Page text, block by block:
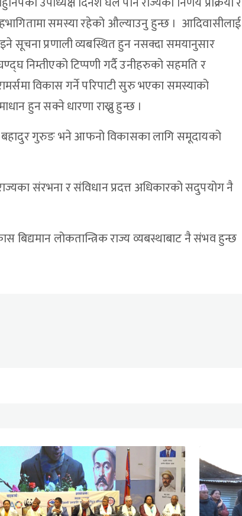
समस्या रहेको औल्याउनु हुन्छ । आदिवासीलाई
सूचना प्रणाली व्यबस्थित हुन नसक्दा समयानुसार
निम्तीएको टिप्पणी गर्दै उनीहरुको सहमति र
विकास गर्ने परिपाटी सुरु भएका समस्याको
हुन सक्ने धारणा राख्नु हुन्छ ।
बहादुर गुरुङ भने आफनो विकासका लागि समूदायको
संरभना र संविधान प्रदत्त अधिकारको सदुपयोग नै
बिद्यमान लोकतान्त्रिक राज्य व्यबस्थाबाट नै संभव हुन्छ